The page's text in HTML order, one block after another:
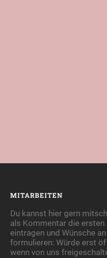
MITARBEITEN
Du kannst hier gern
als Kommentar die ersten
eintragen und Wünsche
formulieren: Würde erst
wenn von uns